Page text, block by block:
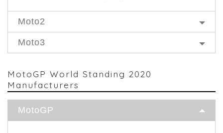
Moto2
Moto3
MotoGP World Standing 2020
Manufacturers
MotoGP